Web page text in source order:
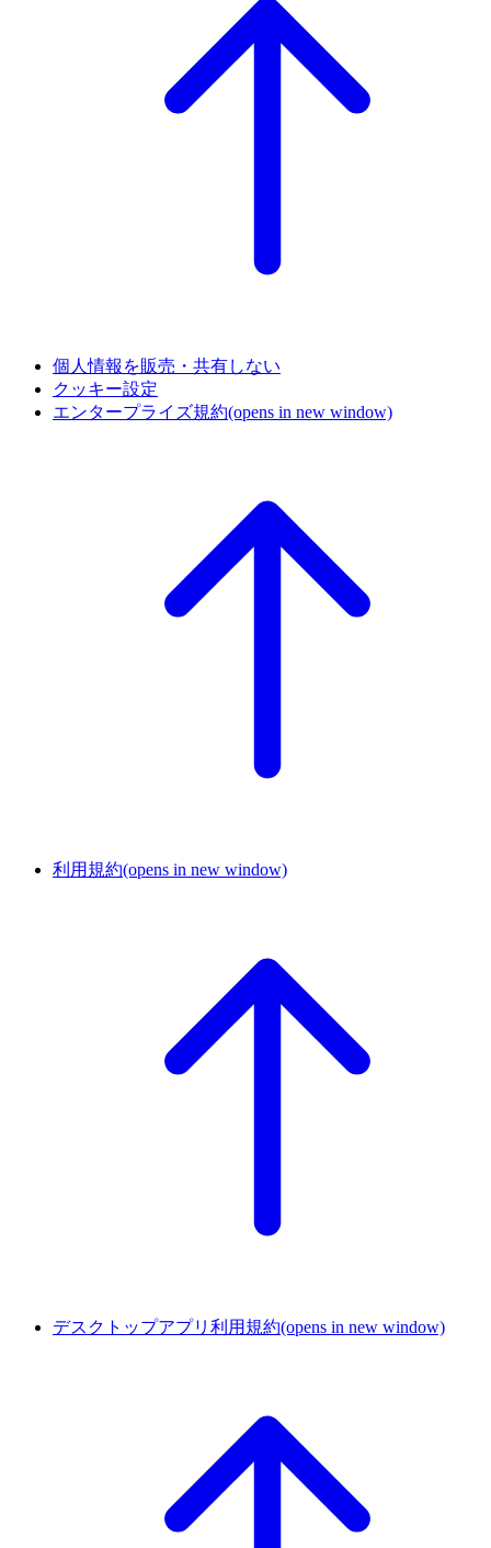
個人情報を販売・共有しない
クッキー設定
エンタープライズ規約(opens in new window)
利用規約(opens in new window)
デスクトップアプリ利用規約(opens in new window)